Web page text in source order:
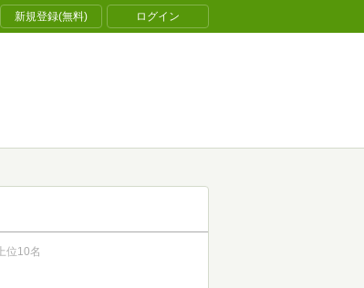
新規登録(無料) ログイン
上位10名